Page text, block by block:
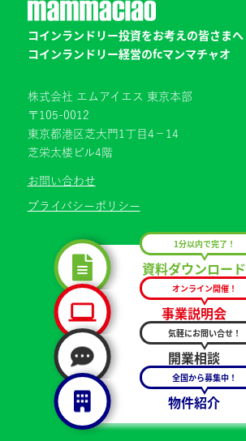
コインランドリー投資をお考えの皆さまへ
コインランドリー経営のfcマンマチャオ
株式会社 エムアイエス 東京本部
〒105-0012
東京都港区芝大門1丁目4−14
芝栄太楼ビル4階
お問い合わせ
プライバシーポリシー
資料ダウンロード
1分以内で完了！
事業説明会
オンライン開催！
開業相談
気軽にお問い合せ！
物件紹介
全国から募集中！